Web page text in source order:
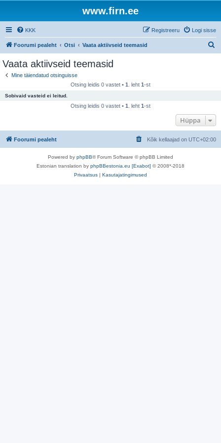
www.firn.ee
KKK Logi sisse
Registreeru
Foorumi pealeht Otsi Vaata aktiivseid teemasid
Vaata aktiivseid teemasid
Mine täiendatud otsinguisse
Otsing leidis 0 vastet • 1 . leht 1-st
Sobivaid vasteid ei leitud.
Otsing leidis 0 vastet • 1 . leht 1-st
Hüppa
Foorumi pealeht Kõik kellaajad on UTC+02:00
Powered by phpBB® Forum Software © phpBB Limited
Estonian translation by phpBBestonia.eu [Exabot] © 2008*-2018
Privaatsus | Kasutajatingimused